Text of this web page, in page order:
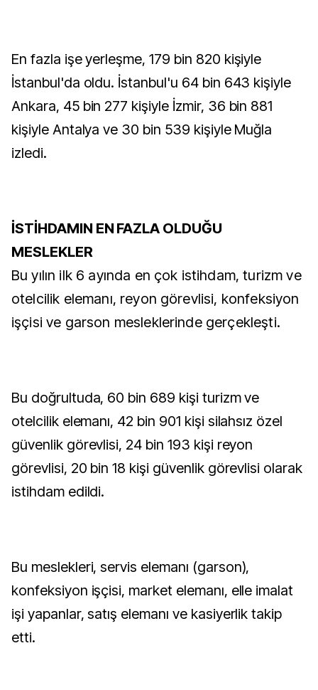
En fazla işe yerleşme, 179 bin 820 kişiyle
İstanbul'da oldu. İstanbul'u 64 bin 643 kişiyle
Ankara, 45 bin 277 kişiyle İzmir, 36 bin 881
kişiyle Antalya ve 30 bin 539 kişiyle Muğla
izledi.
İSTİHDAMIN EN FAZLA OLDUĞU
MESLEKLER
Bu yılın ilk 6 ayında en çok istihdam, turizm ve
otelcilik elemanı, reyon görevlisi, konfeksiyon
işçisi ve garson mesleklerinde gerçekleşti.
Bu doğrultuda, 60 bin 689 kişi turizm ve
otelcilik elemanı, 42 bin 901 kişi silahsız özel
güvenlik görevlisi, 24 bin 193 kişi reyon
görevlisi, 20 bin 18 kişi güvenlik görevlisi olarak
istihdam edildi.
Bu meslekleri, servis elemanı (garson),
konfeksiyon işçisi, market elemanı, elle imalat
işi yapanlar, satış elemanı ve kasiyerlik takip
etti.